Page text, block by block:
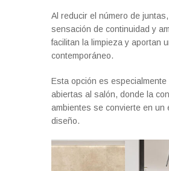
Al reducir el número de
sensación de continuidad y
facilitan la limpieza y aportan
contemporáneo.
Esta opción es
abiertas al salón, donde la
ambientes se convierte en un
diseño.